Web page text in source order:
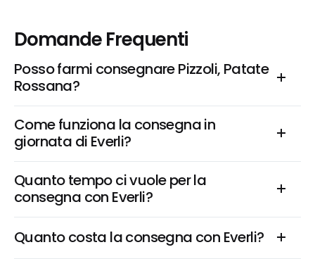
Domande Frequenti
Posso farmi consegnare Pizzoli, Patate
Rossana?
Come funziona la consegna in
giornata di Everli?
Quanto tempo ci vuole per la
consegna con Everli?
Quanto costa la consegna con Everli?